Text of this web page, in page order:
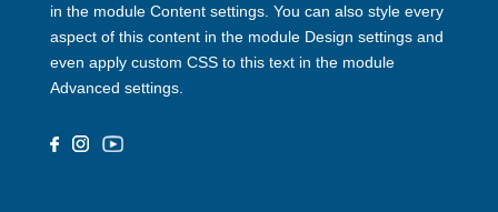
in the module Content settings. You can also style every
aspect of this content in the module Design settings and
even apply custom CSS to this text in the module
Advanced settings.